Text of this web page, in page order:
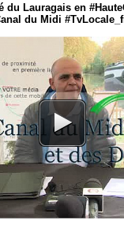
du Lauragais en
du Midi